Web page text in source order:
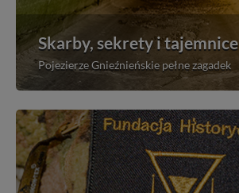
Skarby, sekrety i tajemnice
Pojezierze Gnieźnieńskie pełne zagadek